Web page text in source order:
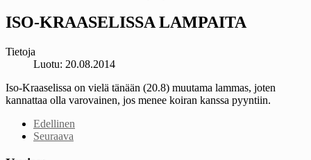
ISO-KRAASELISSA LAMPAITA
Tietoja
Luotu: 20.08.2014
Iso-Kraaselissa on vielä tänään (20.8) muutama lammas, joten
kannattaa olla varovainen, jos menee koiran kanssa pyyntiin.
Edellinen
Seuraava